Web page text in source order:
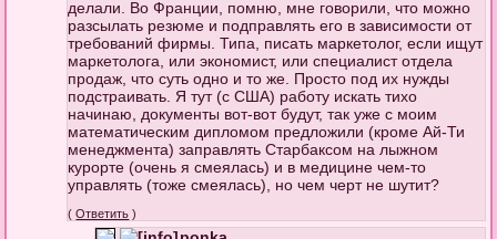
делали. Во Франции, помню, мне говорили, что можно
разсылать резюме и подправлять его в зависимости от
требований фирмы. Типа, писать маркетолог, если ищут
маркетолога, или экономист, или специалист отдела
продаж, что суть одно и то же. Просто под их нужды
подстраивать. Я тут (с США) работу искать тихо
начинаю, документы вот-вот будут, так уже с моим
математическим дипломом предложили (кроме Ай-Ти
менеджмента) заправлять Старбаксом на лыжном
курорте (очень я смеялась) и в медицине чем-то
управлять (тоже смеялась), но чем черт не шутит?
(Ответить )